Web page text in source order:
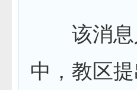
该消息
中，教区